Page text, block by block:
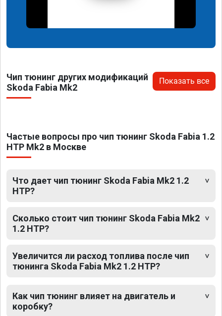
Чип тюнинг других модификаций
Skoda Fabia Mk2
Показать все
Частые вопросы про чип тюнинг Skoda Fabia 1.2
HTP Mk2 в Москве
Что дает чип тюнинг Skoda Fabia Mk2 1.2
HTP?
Сколько стоит чип тюнинг Skoda Fabia Mk2
1.2 HTP?
Увеличится ли расход топлива после чип
тюнинга Skoda Fabia Mk2 1.2 HTP?
Как чип тюнинг влияет на двигатель и
коробку?